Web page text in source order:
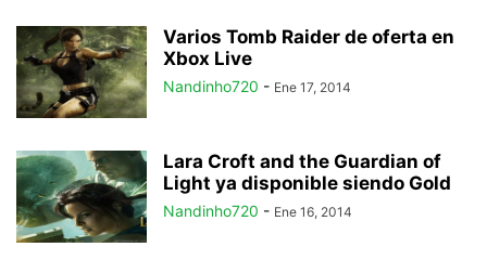
Varios Tomb Raider de oferta en
Xbox Live
Nandinho720 - Ene 17, 2014
Lara Croft and the Guardian of
Light ya disponible siendo Gold
Nandinho720 - Ene 16, 2014